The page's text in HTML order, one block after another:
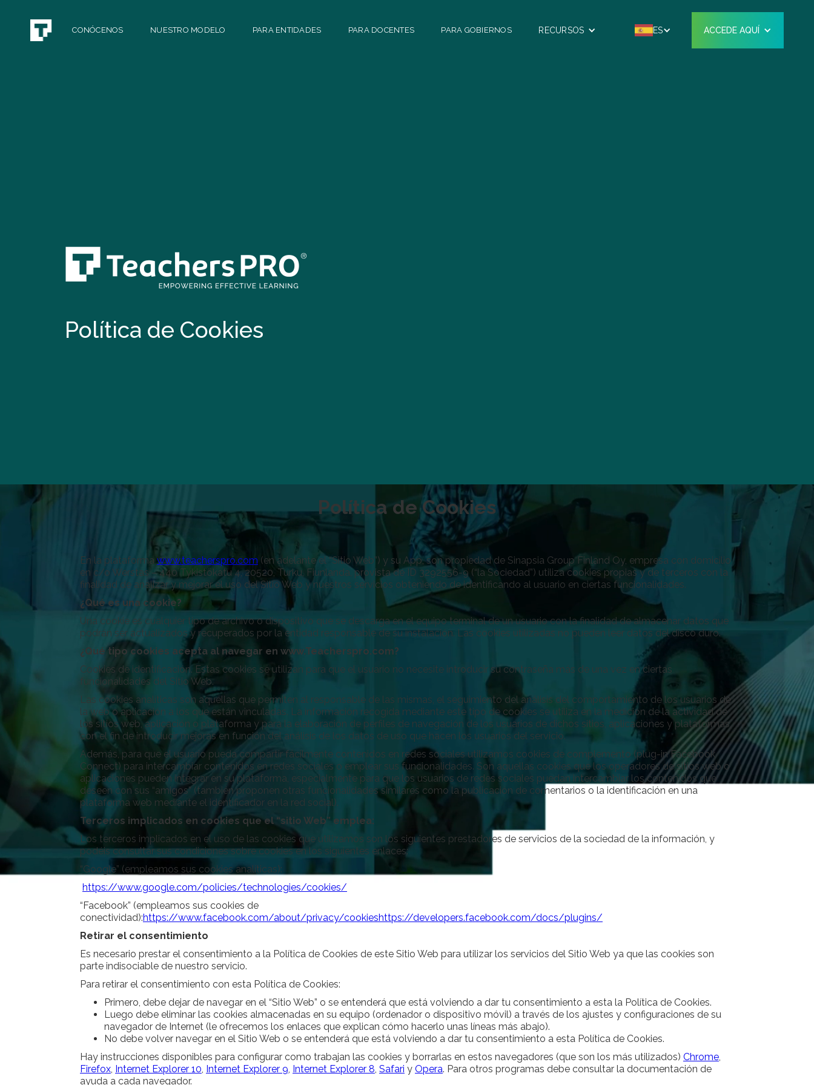
CONÓCENOS NUESTRO MODELO PARA ENTIDADES PARA DOCENTES PARA GOBIERNOS RECURSOS ES ACCEDE AQUÍ
Política de Cookies
Política de Cookies
En la plataforma www.teacherspro.com (en adelante el “Sitio Web”) y su App, son propiedad de Sinapsia Group Finland Oy, empresa con domicilio
en c/o Werstas – 440 Tykistökatu 4, 20520, Turku, Fiunlanda, provista de ID 3292556-9 (“la Sociedad”) utiliza cookies propias y de terceros con la
finalidad de analizar y mejorar el uso del Sitio Web y nuestros servicios obteniendo de identificando al usuario en ciertas funcionalidades.
¿Qué es una cookie?
Una cookie es cualquier tipo de archivo o dispositivo que se descarga en el equipo terminal de un usuario con la finalidad de almacenar datos que
podrán ser actualizados y recuperados por la entidad responsable de su instalación. Las cookies utilizadas no pueden leer datos del disco duro.
¿Qué tipo cookies acepta al navegar en www.Teacherspro.com?
Cookies de identificación. Estas cookies se utilizan para que el usuario no necesite introducir su contraseña más de una vez en ciertas
funcionalidades del Sitio Web.
Las cookies analíticas son aquéllas que permiten al responsable de las mismas, el seguimiento del análisis del comportamiento de los usuarios de
la web o aplicación a los que están vinculadas. La información recogida mediante este tipo de cookies se utiliza en la medición de la actividad de
los sitios web, aplicación o plataforma y para la elaboración de perfiles de navegación de los usuarios de dichos sitios, aplicaciones y plataformas,
con el fin de introducir mejoras en función del análisis de los datos de uso que hacen los usuarios del servicio.
Además, para que el usuario pueda compartir fácilmente contenidos en redes sociales utilizamos cookies de complemento (plug-in Facebook
Connect) para intercambiar contenidos en redes sociales o emplear sus funcionalidades. Son aquellas cookies que los operadores de sitios web o
aplicaciones pueden integrar en su plataforma, especialmente para que los usuarios de redes sociales puedan intercambiar los contenidos que
deseen con sus “amigos” (también proponen otras funcionalidades similares como la publicación de comentarios o la identificación en una
plataforma web mediante el identificador en la red social).
Terceros implicados en cookies que el “sitio Web” emplea:
Los terceros implicados en el uso de las cookies que utilizamos son los siguientes prestadores de servicios de la sociedad de la información, y
podéis consultar sus condiciones sobre cookies en los siguientes enlaces:
“Google” (empleamos sus cookies analíticas):
https://www.google.com/policies/technologies/cookies/
“Facebook” (empleamos sus cookies de
conectividad):https://www.facebook.com/about/privacy/cookieshttps://developers.facebook.com/docs/plugins/
Retirar el consentimiento
Es necesario prestar el consentimiento a la Política de Cookies de este Sitio Web para utilizar los servicios del Sitio Web ya que las cookies son
parte indisociable de nuestro servicio.
Para retirar el consentimiento con esta Política de Cookies:
Primero, debe dejar de navegar en el “Sitio Web” o se entenderá que está volviendo a dar tu consentimiento a esta la Política de Cookies.
Luego debe eliminar las cookies almacenadas en su equipo (ordenador o dispositivo móvil) a través de los ajustes y configuraciones de su
navegador de Internet (le ofrecemos los enlaces que explican cómo hacerlo unas líneas más abajo).
No debe volver navegar en el Sitio Web o se entenderá que está volviendo a dar tu consentimiento a esta Política de Cookies.
Hay instrucciones disponibles para configurar como trabajan las cookies y borrarlas en estos navegadores (que son los más utilizados) Chrome,
Firefox, Internet Explorer 10, Internet Explorer 9, Internet Explorer 8, Safari y Opera. Para otros programas debe consultar la documentación de
ayuda a cada navegador.